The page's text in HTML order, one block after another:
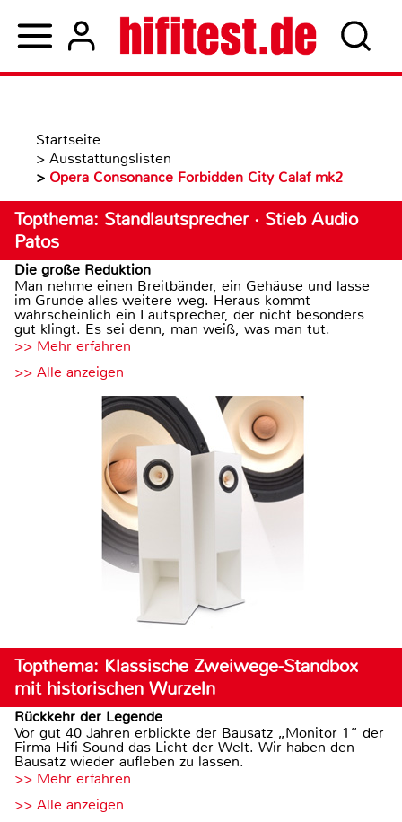
Startseite
> Ausstattungslisten
> Opera Consonance Forbidden City Calaf mk2
Topthema: Standlautsprecher · Stieb Audio
Patos
Die große Reduktion
Man nehme einen Breitbänder, ein Gehäuse und lasse
im Grunde alles weitere weg. Heraus kommt
wahrscheinlich ein Lautsprecher, der nicht besonders
gut klingt. Es sei denn, man weiß, was man tut.
>> Mehr erfahren
>> Alle anzeigen
Topthema: Klassische Zweiwege-Standbox
mit historischen Wurzeln
Rückkehr der Legende
Vor gut 40 Jahren erblickte der Bausatz „Monitor 1“ der
Firma Hifi Sound das Licht der Welt. Wir haben den
Bausatz wieder aufleben zu lassen.
>> Mehr erfahren
>> Alle anzeigen